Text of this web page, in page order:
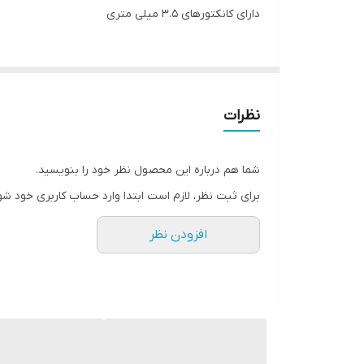
دارای کانکتورهای 3.5 میلی متری
نظرات
شما هم درباره این محصول نظر خود را بنویسید.
برای ثبت نظر، لازم است ابتدا وارد حساب کاربری خود
افزودن نظر